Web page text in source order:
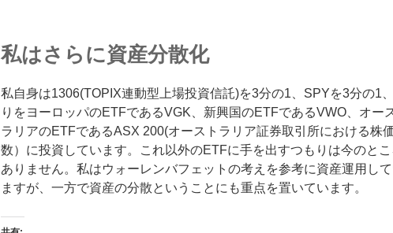
私はさらに資産分散化
私自身は1306(TOPIX連動型上場投資信託)を3分の1、SPYを3分の1
りをヨーロッパのETFであるVGK、新興国のETFであるVWO、オー
ラリアのETFであるASX 200(オーストラリア証券取引所における株
数）に投資しています。これ以外のETFに手を出すつもりは今のとこ
ありません。私はウォーレンバフェットの考えを参考に資産運用し
ますが、一方で資産の分散ということにも重点を置いています。